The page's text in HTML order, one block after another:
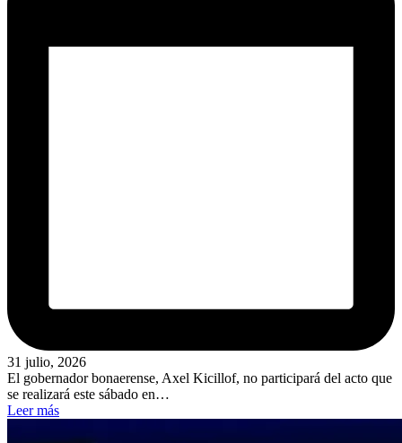
31 julio, 2026
El gobernador bonaerense, Axel Kicillof, no participará del acto que
se realizará este sábado en…
Leer más